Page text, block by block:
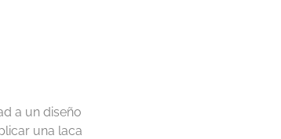
a un diseño
una laca